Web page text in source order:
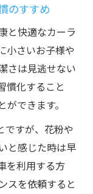
のすすめ
と快適なカーラ
小さいお子様や
さは見逃せない
慣化すること
できます。
ですが、花粉や
と感じた時は早
を利用する方
スを依頼すると